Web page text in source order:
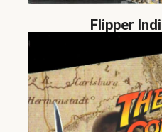
Flipper